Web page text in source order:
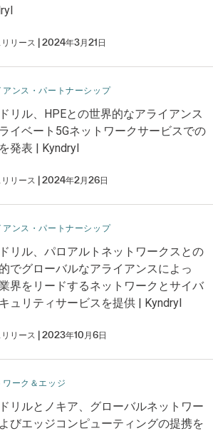
リース 2024年3月21日
アンス・パートナーシップ
リル、HPEとの世界的なアライアンス
イベート5Gネットワークサービスでの
発表 | Kyndryl
リース 2024年2月26日
アンス・パートナーシップ
リル、パロアルトネットワークスとの
でグローバルなアライアンスによっ
界をリードするネットワークとサイバ
ュリティサービスを提供 | Kyndryl
リース 2023年10月6日
ワーク＆エッジ
リルとノキア、グローバルネットワー
びエッジコンピューティングの提携を